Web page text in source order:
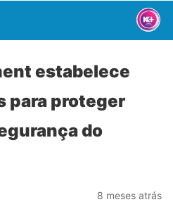
estabelece
para proteger
do
8 meses atrás